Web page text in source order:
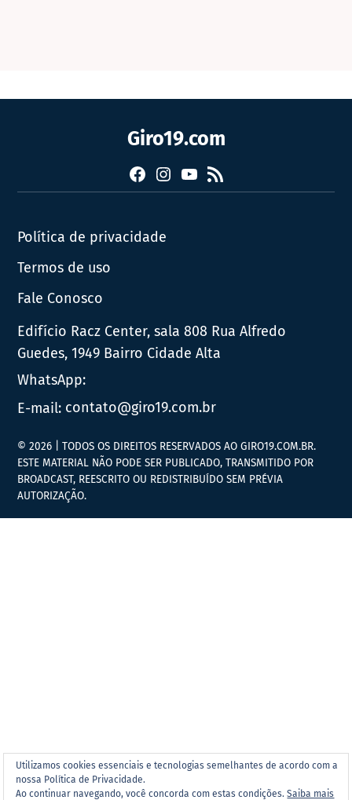
Giro19.com
FacebookInstagram
YouTube
RSS
Política de privacidade
Termos de uso
Fale Conosco
Edifício Racz Center, sala 808 Rua Alfredo
Guedes, 1949 Bairro Cidade Alta
WhatsApp:
E-mail: contato@giro19.com.br
Utilizamos cookies essenciais e tecnologias semelhantes de acordo com a
nossa Política de Privacidade.
Ao continuar navegando, você concorda com estas condições.Saiba mais
© 2026 | TODOS OS DIREITOS RESERVADOS AO GIRO19.COM.BR.
ESTE MATERIAL NÃO PODE SER PUBLICADO, TRANSMITIDO POR
BROADCAST, REESCRITO OU REDISTRIBUÍDO SEM PRÉVIA
AUTORIZAÇÃO.